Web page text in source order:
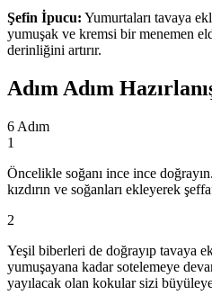
Şefin İpucu: Yumurtaları tavaya
yumuşak ve kremsi bir menemen
derinliğini artırır.
Adım Adım
6 Adım
1
Öncelikle soğanı ince ince
kızdırın ve soğanları ekleyerek
2
Yeşil biberleri de doğrayıp tavaya
yumuşayana kadar sotelemeye
yayılacak olan kokular sizi